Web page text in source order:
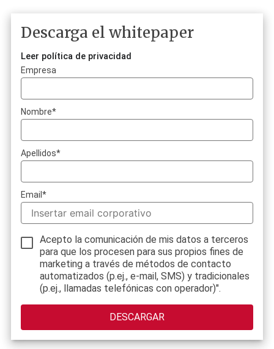
Descarga el whitepaper
Leer política de privacidad
Empresa
Nombre*
Apellidos*
Email*
Acepto la comunicación de mis datos a terceros
para que los procesen para sus propios fines de
marketing a través de métodos de contacto
automatizados (p.ej., e-mail, SMS) y tradicionales
(p.ej., llamadas telefónicas con operador)".